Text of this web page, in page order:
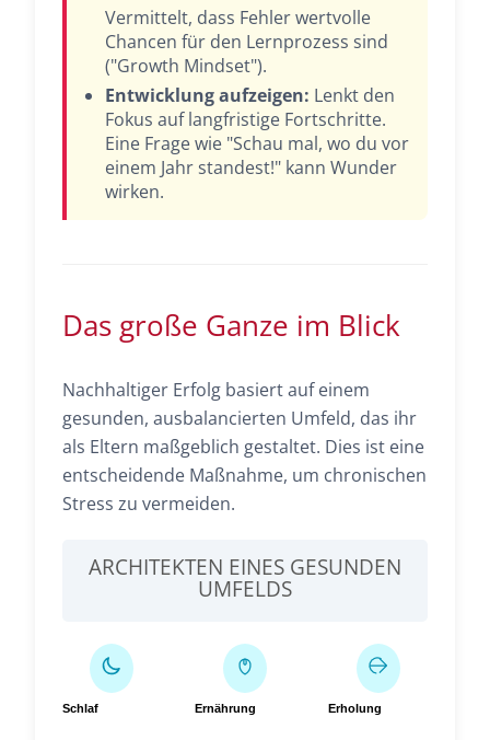
Vermittelt, dass Fehler wertvolle
Chancen für den Lernprozess sind
("Growth Mindset").
Entwicklung aufzeigen: Lenkt den
Fokus auf langfristige Fortschritte.
Eine Frage wie "Schau mal, wo du vor
einem Jahr standest!" kann Wunder
wirken.
Das große Ganze im Blick
Nachhaltiger Erfolg basiert auf einem
gesunden, ausbalancierten Umfeld, das ihr
als Eltern maßgeblich gestaltet. Dies ist eine
entscheidende Maßnahme, um chronischen
Stress zu vermeiden.
ARCHITEKTEN EINES GESUNDEN
UMFELDS
Schlaf Ernährung Erholung